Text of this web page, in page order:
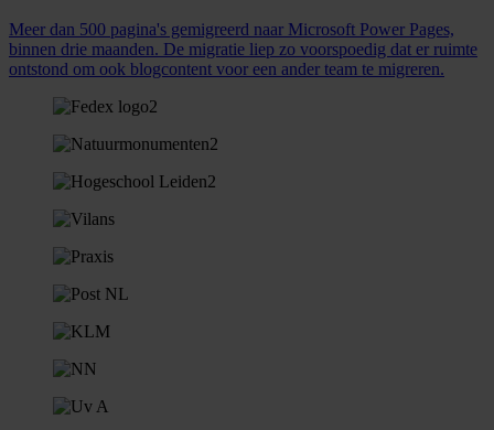
Meer dan 500 pagina's gemigreerd naar Microsoft Power Pages,
binnen drie maanden. De migratie liep zo voorspoedig dat er ruimte
ontstond om ook blogcontent voor een ander team te migreren.